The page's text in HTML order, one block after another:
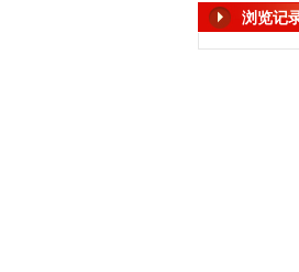
浏览记